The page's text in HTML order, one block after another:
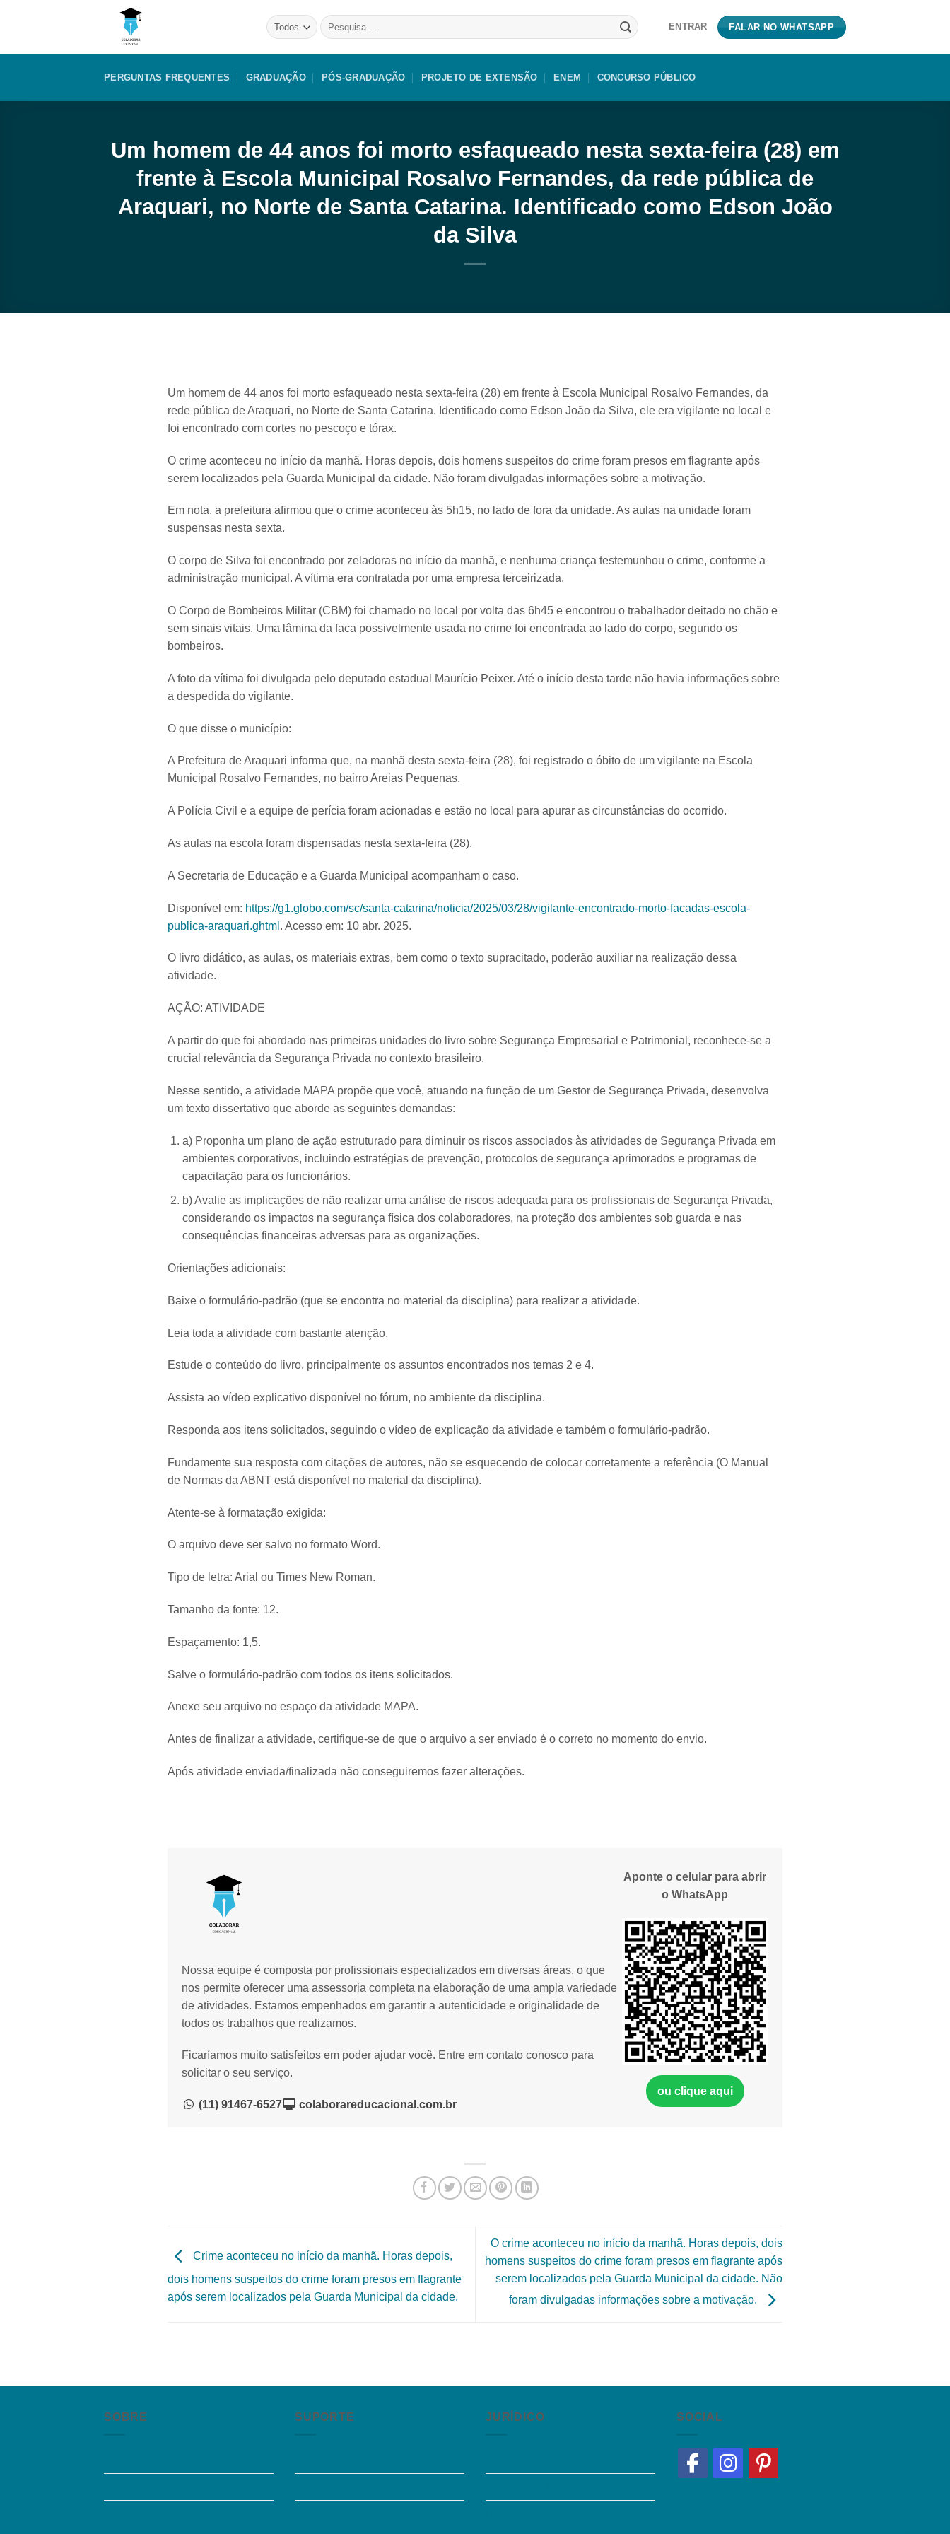
Pesquisar
por:
ENTRAR FALAR NO WHATSAPP
PERGUNTAS FREQUENTES GRADUAÇÃO PÓS-GRADUAÇÃO PROJETO DE EXTENSÃO ENEM CONCURSO PÚBLICO
Um homem de 44 anos foi morto esfaqueado nesta sexta-feira (28) em
frente à Escola Municipal Rosalvo Fernandes, da rede pública de
Araquari, no Norte de Santa Catarina. Identificado como Edson João
da Silva
Um homem de 44 anos foi morto esfaqueado nesta sexta-feira (28) em frente à Escola Municipal Rosalvo Fernandes, da
rede pública de Araquari, no Norte de Santa Catarina. Identificado como Edson João da Silva, ele era vigilante no local e
foi encontrado com cortes no pescoço e tórax.
O crime aconteceu no início da manhã. Horas depois, dois homens suspeitos do crime foram presos em flagrante após
serem localizados pela Guarda Municipal da cidade. Não foram divulgadas informações sobre a motivação.
Em nota, a prefeitura afirmou que o crime aconteceu às 5h15, no lado de fora da unidade. As aulas na unidade foram
suspensas nesta sexta.
O corpo de Silva foi encontrado por zeladoras no início da manhã, e nenhuma criança testemunhou o crime, conforme a
administração municipal. A vítima era contratada por uma empresa terceirizada.
O Corpo de Bombeiros Militar (CBM) foi chamado no local por volta das 6h45 e encontrou o trabalhador deitado no chão e
sem sinais vitais. Uma lâmina da faca possivelmente usada no crime foi encontrada ao lado do corpo, segundo os
bombeiros.
A foto da vítima foi divulgada pelo deputado estadual Maurício Peixer. Até o início desta tarde não havia informações sobre
a despedida do vigilante.
O que disse o município:
A Prefeitura de Araquari informa que, na manhã desta sexta-feira (28), foi registrado o óbito de um vigilante na Escola
Municipal Rosalvo Fernandes, no bairro Areias Pequenas.
A Polícia Civil e a equipe de perícia foram acionadas e estão no local para apurar as circunstâncias do ocorrido.
As aulas na escola foram dispensadas nesta sexta-feira (28).
A Secretaria de Educação e a Guarda Municipal acompanham o caso.
Disponível em: https://g1.globo.com/sc/santa-catarina/noticia/2025/03/28/vigilante-encontrado-morto-facadas-escola-
publica-araquari.ghtml . Acesso em: 10 abr. 2025.
O livro didático, as aulas, os materiais extras, bem como o texto supracitado, poderão auxiliar na realização dessa
atividade.
AÇÃO: ATIVIDADE
A partir do que foi abordado nas primeiras unidades do livro sobre Segurança Empresarial e Patrimonial, reconhece-se a
crucial relevância da Segurança Privada no contexto brasileiro.
Nesse sentido, a atividade MAPA propõe que você, atuando na função de um Gestor de Segurança Privada, desenvolva
um texto dissertativo que aborde as seguintes demandas:
a) Proponha um plano de ação estruturado para diminuir os riscos associados às atividades de Segurança Privada em
ambientes corporativos, incluindo estratégias de prevenção, protocolos de segurança aprimorados e programas de
capacitação para os funcionários.
b) Avalie as implicações de não realizar uma análise de riscos adequada para os profissionais de Segurança Privada,
considerando os impactos na segurança física dos colaboradores, na proteção dos ambientes sob guarda e nas
consequências financeiras adversas para as organizações.
Orientações adicionais:
Baixe o formulário-padrão (que se encontra no material da disciplina) para realizar a atividade.
Leia toda a atividade com bastante atenção.
Estude o conteúdo do livro, principalmente os assuntos encontrados nos temas 2 e 4.
Assista ao vídeo explicativo disponível no fórum, no ambiente da disciplina.
Responda aos itens solicitados, seguindo o vídeo de explicação da atividade e também o formulário-padrão.
Fundamente sua resposta com citações de autores, não se esquecendo de colocar corretamente a referência (O Manual
de Normas da ABNT está disponível no material da disciplina).
Atente-se à formatação exigida:
O arquivo deve ser salvo no formato Word.
Tipo de letra: Arial ou Times New Roman.
Tamanho da fonte: 12.
Espaçamento: 1,5.
Salve o formulário-padrão com todos os itens solicitados.
Anexe seu arquivo no espaço da atividade MAPA.
Antes de finalizar a atividade, certifique-se de que o arquivo a ser enviado é o correto no momento do envio.
Após atividade enviada/finalizada não conseguiremos fazer alterações.
Nossa equipe é composta por profissionais especializados em diversas áreas, o que
nos permite oferecer uma assessoria completa na elaboração de uma ampla variedade
de atividades. Estamos empenhados em garantir a autenticidade e originalidade de
todos os trabalhos que realizamos.
Ficaríamos muito satisfeitos em poder ajudar você. Entre em contato conosco para
solicitar o seu serviço.
(11) 91467-6527 colaborareducacional.com.br
Aponte o celular para abrir
o WhatsApp
ou clique aqui
Crime aconteceu no início da manhã. Horas depois,
dois homens suspeitos do crime foram presos em flagrante
após serem localizados pela Guarda Municipal da cidade.
O crime aconteceu no início da manhã. Horas depois, dois
homens suspeitos do crime foram presos em flagrante após
serem localizados pela Guarda Municipal da cidade. Não
foram divulgadas informações sobre a motivação.
SOBRE SUPORTE JURÍDICO SOCIAL